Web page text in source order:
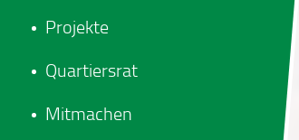
Projekte
Quartiersrat
Mitmachen